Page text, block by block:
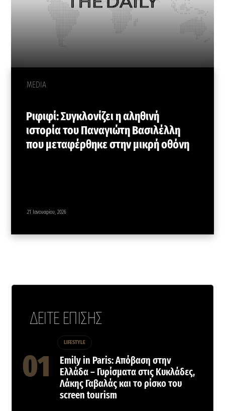
MEDIA
Ριφιφί: Συγκλονίζει η αληθινή
ιστορία του Παναγιώτη Βασιλέλλη
που μεταφέρθηκε στην μικρή οθόνη
21 Ιανουαρίου, 2026
ΔΕΙΤΕ ΕΠΙΣΗΣ
LIFESTYLE
Emily in Paris: Απόβαση στην
Ελλάδα – Γυρίσματα στις Κυκλάδες,
Λάκης Γαβαλάς και το ρίσκο του
screen tourism